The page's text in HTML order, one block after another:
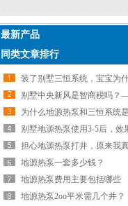
最新产品
同类文章排行
地源热泵一套多少钱？
地源热泵费用主要包括哪些
地源热泵2oo平米需几个井？